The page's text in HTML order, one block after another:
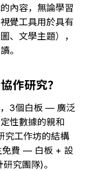
內容，無論學習
覺工具用於具有
、文學主題），
。
作研究？
3個白板 — 廣泛
性數據的親和
究工作坊的結構
免費 — 白板 + 設
究團隊)。